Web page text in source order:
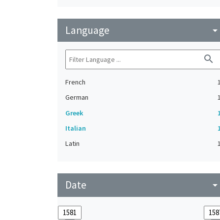
Language arrow_drop_down
search
French
1
German
1
Greek
Italian
Latin
1
Date arrow_drop_down